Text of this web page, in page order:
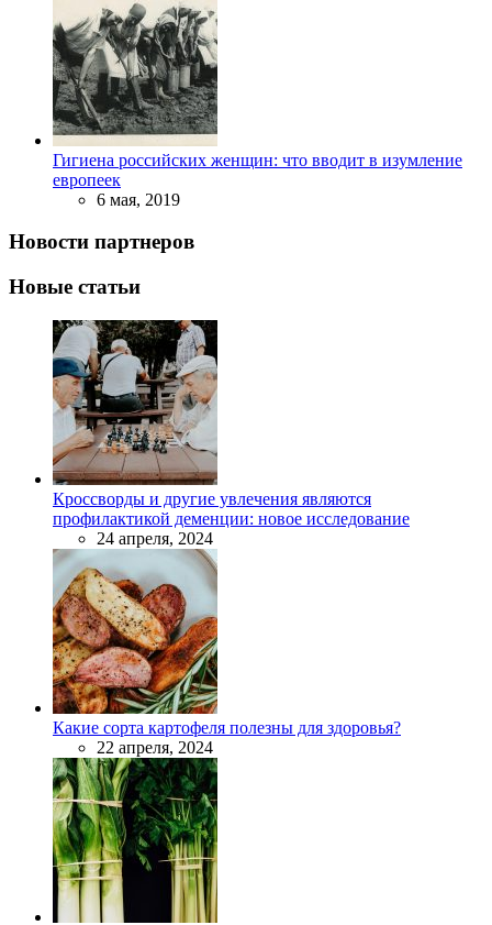
Гигиена российских женщин: что вводит в изумление
европеек
6 мая, 2019
Новости партнеров
Новые статьи
Кроссворды и другие увлечения являются
профилактикой деменции: новое исследование
24 апреля, 2024
Какие сорта картофеля полезны для здоровья?
22 апреля, 2024